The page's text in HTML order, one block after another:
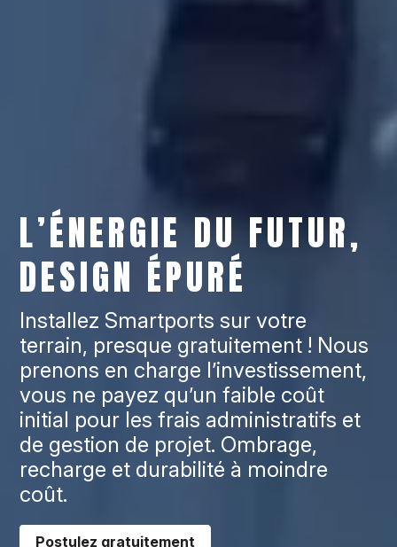
L’ÉNERGIE DU FUTUR,
DESIGN ÉPURÉ
Installez Smartports sur votre
terrain, presque gratuitement ! Nous
prenons en charge l’investissement,
vous ne payez qu’un faible coût
initial pour les frais administratifs et
de gestion de projet. Ombrage,
recharge et durabilité à moindre
coût.
Postulez gratuitement